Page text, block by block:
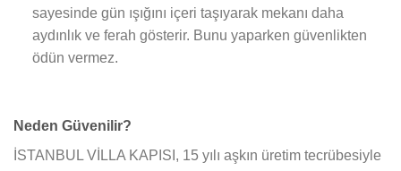
sayesinde gün ışığını içeri taşıyarak mekanı daha
aydınlık ve ferah gösterir. Bunu yaparken güvenlikten
ödün vermez.
Neden Güvenilir?
İSTANBUL VİLLA KAPISI, 15 yılı aşkın üretim tecrübesiyle